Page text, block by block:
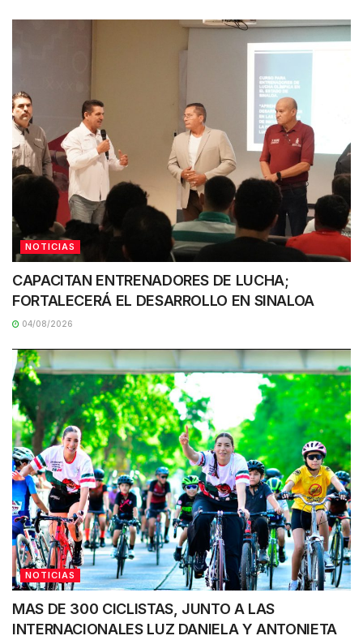
NOTICIAS
CAPACITAN ENTRENADORES DE LUCHA;
FORTALECERÁ EL DESARROLLO EN SINALOA
04/08/2026
NOTICIAS
MAS DE 300 CICLISTAS, JUNTO A LAS
INTERNACIONALES LUZ DANIELA Y ANTONIETA